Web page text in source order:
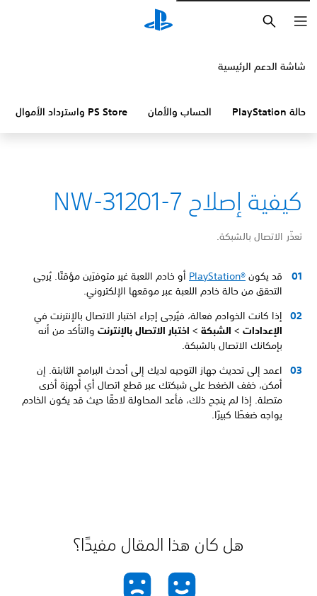
شاشة الدعم الرئيسية
حالة PlayStation الحساب والأمان PS Store واسترداد الأموال
كيفية إصلاح NW-31201-7
تعذّر الاتصال بالشبكة.
قد يكون PlayStation®‎ أو خادم اللعبة غير متوفرَين مؤقتًا. يُرجى
التحقق من حالة خادم اللعبة عبر موقعها الإلكتروني.
إذا كانت الخوادم فعالة، فيُرجى إجراء اختبار الاتصال بالإنترنت في
الإعدادات > الشبكة > اختبار الاتصال بالإنترنت والتأكد من أنه
بإمكانك الاتصال بالشبكة.
اعمد إلى تحديث جهاز التوجيه لديك إلى أحدث البرامج الثابتة. إن
أمكن، خفف الضغط على شبكتك عبر قطع اتصال أي أجهزة أخرى
متصلة. إذا لم ينجح ذلك، فأعد المحاولة لاحقًا حيث قد يكون الخادم
يواجه ضغطًا كبيرًا.
هل كان هذا المقال مفيدًا؟